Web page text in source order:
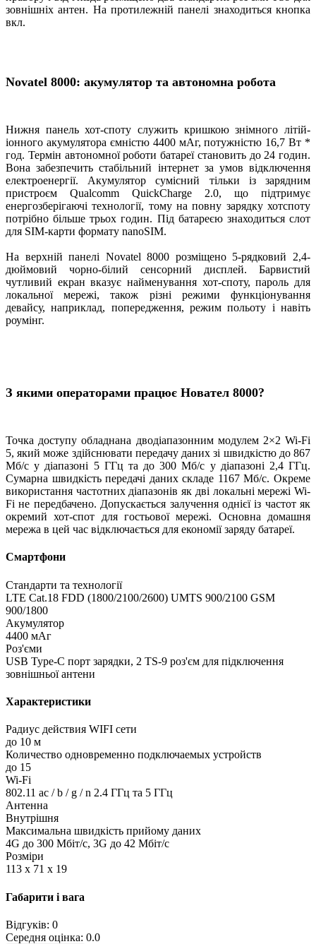
зовнішніх антен. На протилежній панелі знаходиться кнопка
вкл.
Novatel 8000: акумулятор та автономна робота
Нижня панель хот-споту служить кришкою знімного літій-
іонного акумулятора ємністю 4400 мАг, потужністю 16,7 Вт *
год. Термін автономної роботи батареї становить до 24 годин.
Вона забезпечить стабільний інтернет за умов відключення
електроенергії. Акумулятор сумісний тільки із зарядним
пристроєм Qualcomm QuickCharge 2.0, що підтримує
енергозберігаючі технології, тому на повну зарядку хотспоту
потрібно більше трьох годин. Під батареєю знаходиться слот
для SIM-карти формату nanoSIM.
На верхній панелі Novatel 8000 розміщено 5-рядковий 2,4-
дюймовий чорно-білий сенсорний дисплей. Барвистий
чутливий екран вказує найменування хот-споту, пароль для
локальної мережі, також різні режими функціонування
девайсу, наприклад, попередження, режим польоту і навіть
роумінг.
З якими операторами працює Новател 8000?
Точка доступу обладнана дводіапазонним модулем 2×2 Wi-Fi
5, який може здійснювати передачу даних зі швидкістю до 867
Мб/с у діапазоні 5 ГГц та до 300 Мб/с у діапазоні 2,4 ГГц.
Сумарна швидкість передачі даних складе 1167 Мб/с. Окреме
використання частотних діапазонів як дві локальні мережі Wi-
Fi не передбачено. Допускається залучення однієї із частот як
окремий хот-спот для гостьової мережі. Основна домашня
мережа в цей час відключається для економії заряду батареї.
Смартфони
Стандарти та технології
LTE Cat.18 FDD (1800/2100/2600) UMTS 900/2100 GSM
900/1800
Акумулятор
4400 мАг
Роз'єми
USB Type-C порт зарядки, 2 TS-9 роз'єм для підключення
зовнішньої антени
Характеристики
Радиус действия WIFI сети
до 10 м
Количество одновременно подключаемых устройств
до 15
Wi-Fi
802.11 ac / b / g / n 2.4 ГГц та 5 ГГц
Антенна
Внутрішня
Максимальна швидкість прийому даних
4G до 300 Мбіт/с, 3G до 42 Мбіт/с
Розміри
113 x 71 x 19
Габарити і вага
Відгуків: 0
Середня оцінка: 0.0